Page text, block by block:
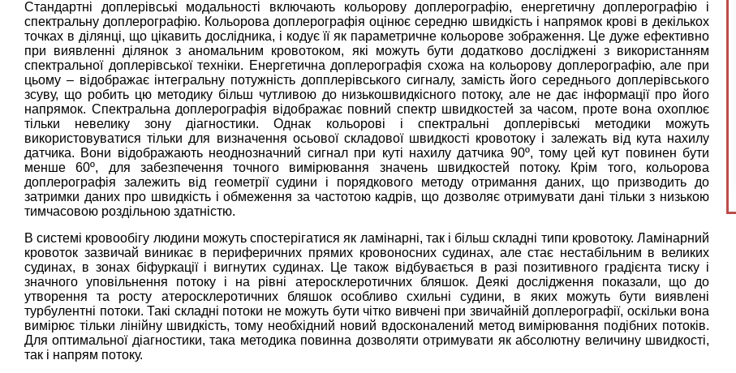
Стандартні доплерівські модальності включають кольорову доплерографію, енергетичну доплерографію і
спектральну доплерографію. Кольорова доплерографія оцінює середню швидкість і напрямок крові в декількох
точках в ділянці, що цікавить дослідника, і кодує її як параметричне кольорове зображення. Це дуже ефективно
при виявленні ділянок з аномальним кровотоком, які можуть бути додатково досліджені з використанням
спектральної доплерівської техніки. Енергетична доплерографія схожа на кольорову доплерографію, але при
цьому – відображає інтегральну потужність допплерівського сигналу, замість його середнього доплерівського
зсуву, що робить цю методику більш чутливою до низькошвидкісного потоку, але не дає інформації про його
напрямок. Спектральна доплерографія відображає повний спектр швидкостей за часом, проте вона охоплює
тільки невелику зону діагностики. Однак кольорові і спектральні доплерівські методики можуть
використовуватися тільки для визначення осьової складової швидкості кровотоку і залежать від кута нахилу
датчика. Вони відображають неоднозначний сигнал при куті нахилу датчика 90º, тому цей кут повинен бути
менше 60º, для забезпечення точного вимірювання значень швидкостей потоку. Крім того, кольорова
доплерографія залежить від геометрії судини і порядкового методу отримання даних, що призводить до
затримки даних про швидкість і обмеження за частотою кадрів, що дозволяє отримувати дані тільки з низькою
тимчасовою роздільною здатністю.
В системі кровообігу людини можуть спостерігатися як ламінарні, так і більш складні типи кровотоку. Ламінарний
кровоток зазвичай виникає в периферичних прямих кровоносних судинах, але стає нестабільним в великих
судинах, в зонах біфуркації і вигнутих судинах. Це також відбувається в разі позитивного градієнта тиску і
значного уповільнення потоку і на рівні атеросклеротичних бляшок. Деякі дослідження показали, що до
утворення та росту атеросклеротичних бляшок особливо схильні судини, в яких можуть бути виявлені
турбулентні потоки. Такі складні потоки не можуть бути чітко вивчені при звичайній доплерографії, оскільки вона
вимірює тільки лінійну швидкість, тому необхідний новий вдосконалений метод вимірювання подібних потоків.
Для оптимальної діагностики, така методика повинна дозволяти отримувати як абсолютну величину швидкості,
так і напрям потоку.